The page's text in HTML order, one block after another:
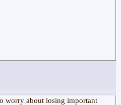
worry about losing important